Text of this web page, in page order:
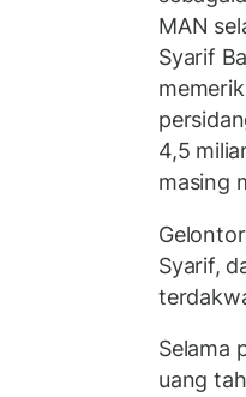
MAN
Syarif
4,5
masing
Syarif,
Selama
uang